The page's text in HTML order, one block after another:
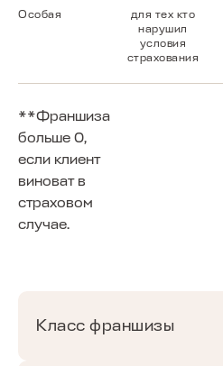
Особая
для тех кто
нарушил
условия
страхования
**Франшиза
больше 0,
если клиент
виноват в
страховом
случае.
Класс франшизы